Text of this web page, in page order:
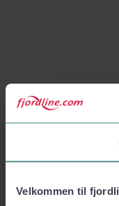
Velkommen til